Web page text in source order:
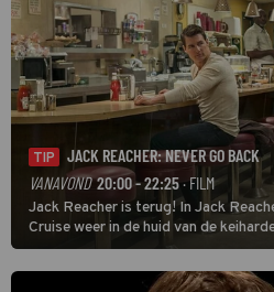
TIP
JACK REACHER: NEVER GO BACK
VANAVOND 20:00 - 22:25 · FILM
Jack Reacher is terug! In Jack
Cruise weer in de huid van de